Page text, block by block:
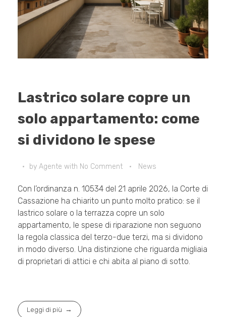
Lastrico solare copre un
solo appartamento: come
si dividono le spese
by Agente with No Comment News
Con l’ordinanza n. 10534 del 21 aprile 2026, la Corte di
Cassazione ha chiarito un punto molto pratico: se il
lastrico solare o la terrazza copre un solo
appartamento, le spese di riparazione non seguono
la regola classica del terzo-due terzi, ma si dividono
in modo diverso. Una distinzione che riguarda migliaia
di proprietari di attici e chi abita al piano di sotto.
Leggi di più